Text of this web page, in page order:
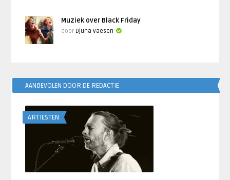
Muziek over Black Friday
door Djuna Vaesen
AANBEVOLEN DOOR DE REDACTIE
ARTIESTEN